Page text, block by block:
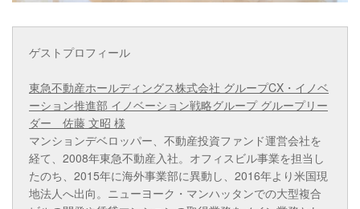
ゲストプロフィール
東急不動産ホールディングス株式会社 グループCX・イノベ
ーション推進部 イノベーション戦略グループ グループリー
ダー 佐藤 文昭 様
マンションデベロッパー、不動産投資ファンド運営会社を
経て、2008年東急不動産入社。オフィスビル事業を担当し
たのち、2015年に海外事業部に異動し、2016年より米国現
地法人へ出向。ニューヨーク・マンハッタンでの大型複合